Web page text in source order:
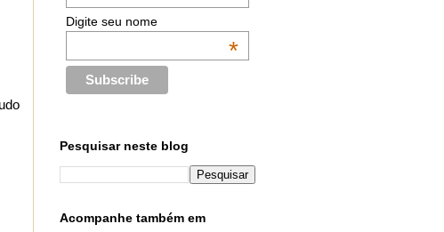
Digite seu nome
*
Pesquisar neste blog
Acompanhe também em